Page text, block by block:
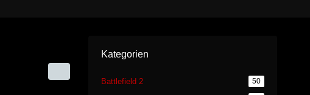
Kategorien
Battlefield 2 50